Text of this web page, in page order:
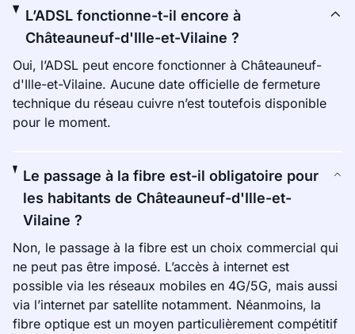
L’ADSL fonctionne-t-il encore à
Châteauneuf-d'Ille-et-Vilaine ?
Oui, l’ADSL peut encore fonctionner à Châteauneuf-
d'Ille-et-Vilaine. Aucune date officielle de fermeture
technique du réseau cuivre n’est toutefois disponible
pour le moment.
Le passage à la fibre est-il obligatoire pour
les habitants de Châteauneuf-d'Ille-et-
Vilaine ?
Non, le passage à la fibre est un choix commercial qui
ne peut pas être imposé. L’accès à internet est
possible via les réseaux mobiles en 4G/5G, mais aussi
via l’internet par satellite notamment. Néanmoins, la
fibre optique est un moyen particulièrement compétitif